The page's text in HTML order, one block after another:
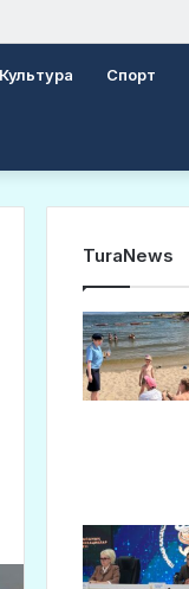
Культура Спорт
TuraNews